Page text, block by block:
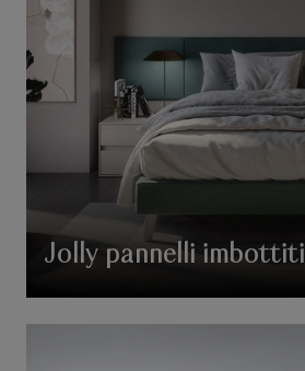
Jolly pannelli imbottiti